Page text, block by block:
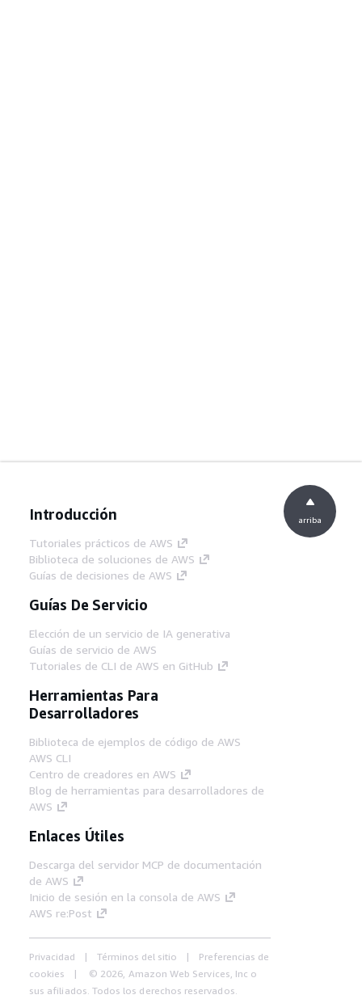
Introducción
Tutoriales prácticos de AWS
Biblioteca de soluciones de AWS
Guías de decisiones de AWS
Guías De Servicio
Elección de un servicio de IA generativa
Guías de servicio de AWS
Tutoriales de CLI de AWS en GitHub
Herramientas Para
Desarrolladores
Biblioteca de ejemplos de código de AWS
AWS CLI
Centro de creadores en AWS
Blog de herramientas para desarrolladores de
AWS
Enlaces Útiles
Descarga del servidor MCP de documentación
de AWS
Inicio de sesión en la consola de AWS
AWS re:Post
Privacidad Términos del sitio
Preferencias de
cookies
© 2026, Amazon Web Services, Inc o
sus afiliados. Todos los derechos reservados.
arriba